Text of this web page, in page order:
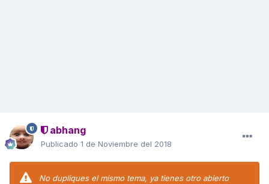
abhang
Publicado 1 de Noviembre del 2018
No dupliques el mismo tema, ya tienes otro abierto